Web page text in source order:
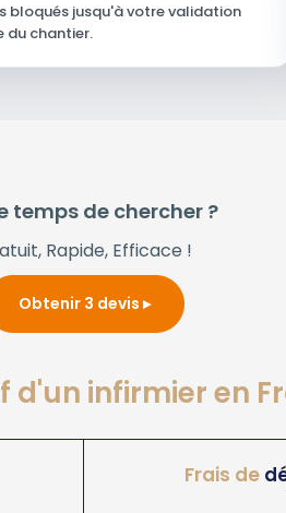
bloqués jusqu'à votre validation
du chantier.
temps de chercher ?
Rapide, Efficace !
Obtenir 3 devis
d'un infirmier en
Frais de